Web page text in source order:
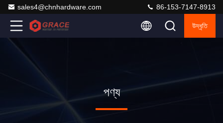
sales4@chnhardware.com 86-153-7147-8913
উদ্ধৃতি
পণ্য